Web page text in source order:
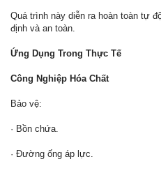
Quá trình này diễn ra hoàn toàn tự
định và an toàn.
Ứng Dụng Trong Thực Tế
Công Nghiệp Hóa Chất
Bảo vệ:
· Bồn chứa.
· Đường ống áp lực.